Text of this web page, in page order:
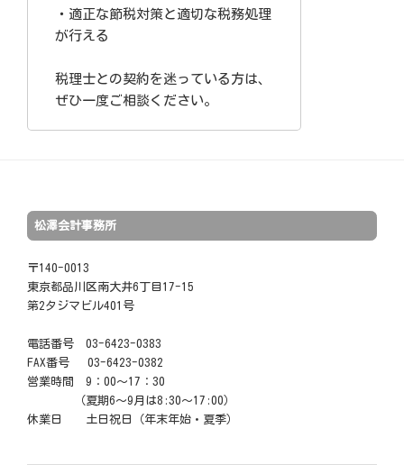
・適正な節税対策と適切な税務処理
が行える
税理士との契約を迷っている方は、
ぜひ一度ご相談ください。
松澤会計事務所
〒140-0013
東京都品川区南大井6丁目17-15
第2タジマビル401号
電話番号 03-6423-0383
FAX番号 03-6423-0382
営業時間 9：00～17：30
（夏期6～9月は8:30～17:00）
休業日 土日祝日（年末年始・夏季）